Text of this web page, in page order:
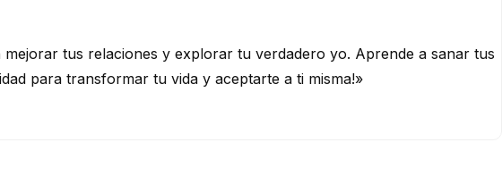
tus relaciones y explorar tu verdadero yo. Aprende a sanar tus
para transformar tu vida y aceptarte a ti misma!»